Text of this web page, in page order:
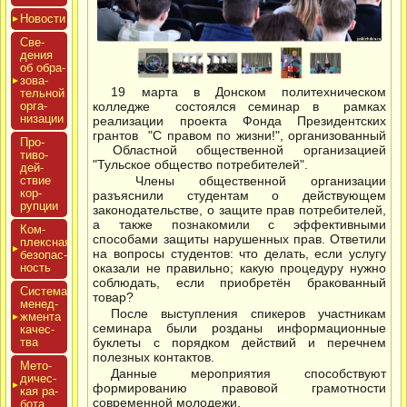
Новос­ти
Све­
дения
об об­ра­
зова­
тель­ной
ор­га­
низа­ции
Про­
тиво­
дей­
ствие
кор­
рупции
Ком­
плексная
бе­зопас­
ность
Сис­те­ма
ме­нед­
жмен­та
ка­чес­
тва
Мето­
дичес­
кая ра­
бота
19 марта в Донском политехническом
колледже состоялся семинар в рамках
реализации проекта Фонда Президентских
грантов "С правом по жизни!", организованный
Областной общественной организацией
"Тульское общество потребителей".
Члены общественной организации
разъяснили студентам о действующем
законодательстве, о защите прав потребителей,
а также познакомили с эффективными
способами защиты нарушенных прав. Ответили
на вопросы студентов: что делать, если услугу
оказали не правильно; какую процедуру нужно
соблюдать, если приобретён бракованный
товар?
После выступления спикеров участникам
семинара были розданы информационные
буклеты с порядком действий и перечнем
полезных контактов.
Данные мероприятия способствуют
формированию правовой грамотности
современной молодежи.